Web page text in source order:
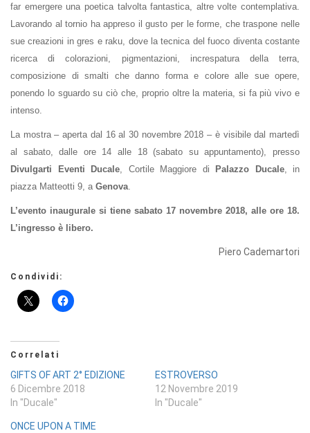
far emergere una poetica talvolta fantastica, altre volte contemplativa.
Lavorando al tornio ha appreso il gusto per le forme, che traspone nelle
sue creazioni in gres e raku, dove la tecnica del fuoco diventa costante
ricerca di colorazioni, pigmentazioni, increspatura della terra,
composizione di smalti che danno forma e colore alle sue opere,
ponendo lo sguardo su ciò che, proprio oltre la materia, si fa più vivo e
intenso.
La mostra – aperta dal 16 al 30 novembre 2018 – è visibile dal martedì
al sabato, dalle ore 14 alle 18 (sabato su appuntamento), presso
Divulgarti Eventi Ducale , Cortile Maggiore di Palazzo Ducale, in
piazza Matteotti 9, a Genova
L’evento inaugurale si tiene sabato 17 novembre 2018, alle ore 18.
L’ingresso è libero.
Piero Cademartori
Condividi:
Correlati
GIFTS OF ART 2° EDIZIONE
6 Dicembre 2018
In "Ducale"
ESTROVERSO
12 Novembre 2019
In "Ducale"
ONCE UPON A TIME